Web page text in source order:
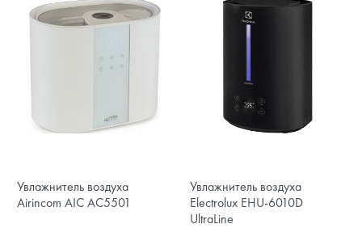
Увлажнитель воздуха
Airincom AIC AC5501
Увлажнитель воздуха
Electrolux EHU-6010D
UltraLine